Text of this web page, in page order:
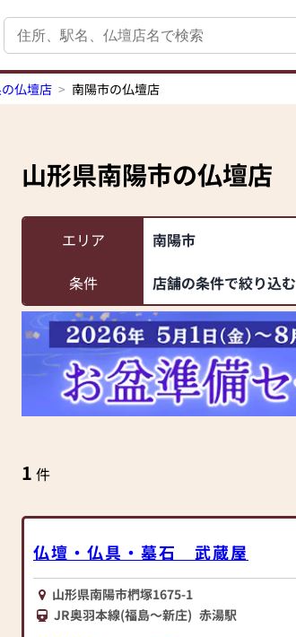
仏壇店 南陽市の仏壇店
山形県南陽市の仏壇店
エリア 南陽市
条件 店舗の条件で絞り込む
1 件
仏壇・仏具・墓石 武蔵屋
山形県南陽市椚塚1675-1
JR奥羽本線(福島～新庄) 赤湯駅